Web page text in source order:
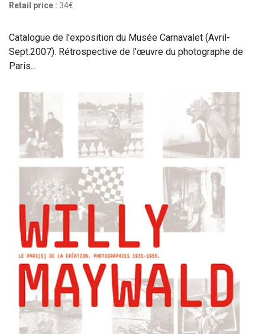
Retail price : 34€
Catalogue de l'exposition du Musée Carnavalet (Avril-
Sept.2007). Rétrospective de l’œuvre du photographe de
Paris...